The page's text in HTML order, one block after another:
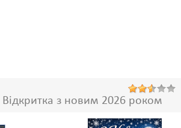
з новим 2026 роком